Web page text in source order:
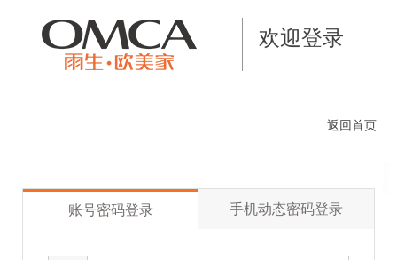
欢迎登录
返回首页
账号密码登录 手机动态密码登录